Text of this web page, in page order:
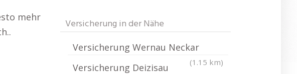
mehr
Versicherung in der Nähe
Versicherung Wernau Neckar
(1.15 km)
Versicherung Deizisau